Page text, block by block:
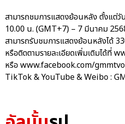
สามารถชมการแสดงย้อนหลัง ตั้งแต่วั
10.00 น. (GMT+7) – 7 มีนาคม
สามารถรับชมการแสดงย้อนหลังได้
หรือติดตามรายละเอียดเพิ่มเติมได้ที่
หรือ www.facebook.com/
TikTok & YouTube & Weibo :